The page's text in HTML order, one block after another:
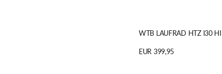
WTB LAUFRAD HTZ I30
Regulärer
EUR 399,95